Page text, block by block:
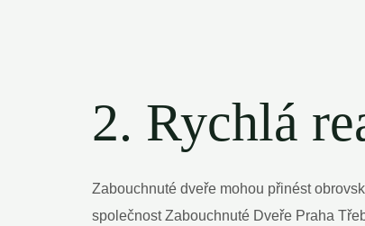
2. Rychlá
Zabouchnuté dveře mohou přinést
společnost Zabouchnuté Dveře Praha